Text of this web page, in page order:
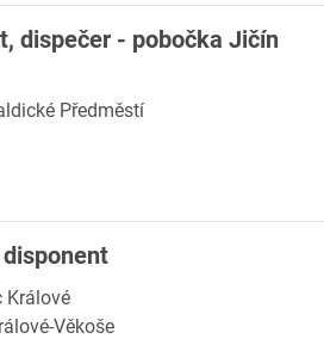
dispečer - pobočka Jičín
Předměstí
Králové
Věkoše